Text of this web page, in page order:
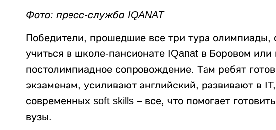
Фото: пресс-служба IQANAT
Победители, прошедшие все три тура олимпиады,
учиться в школе-пансионате IQanat в Боровом или
постолимпиадное сопровождение. Там ребят
экзаменам, усиливают английский, развивают в
современных soft skills – все, что помогает
вузы.